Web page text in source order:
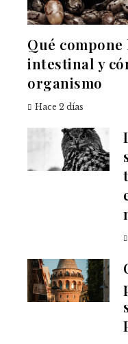
Qué
intestinal y
organismo
Hace 2 días